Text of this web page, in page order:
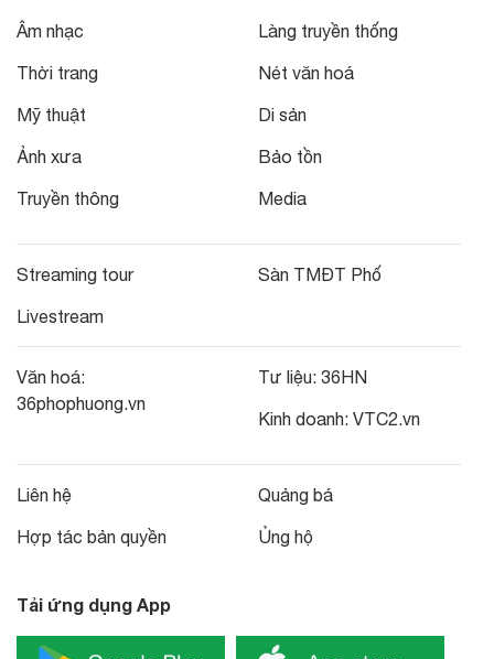
Âm nhạc
Thời trang
Mỹ thuật
Ảnh xưa
Truyền thông
Làng truyền thống
Nét văn hoá
Di sản
Bảo tồn
Media
Streaming tour
Livestream
Sàn TMĐT Phố
Văn hoá:
36phophuong.vn
Tư liệu: 36HN
Kinh doanh: VTC2.vn
Liên hệ
Hợp tác bản quyền
Quảng bá
Ủng hộ
Tải ứng dụng App